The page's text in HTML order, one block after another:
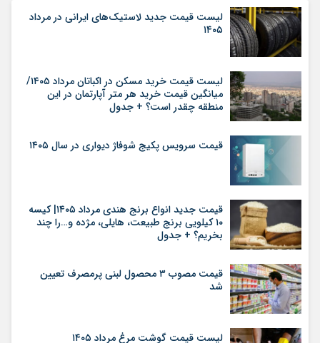
لیست قیمت جدید لاستیک‌های ایرانی در مرداد
۱۴۰۵
لیست قیمت خرید مسکن در اکباتان مرداد ۱۴۰۵/
میانگین قیمت خرید هر متر آپارتمان در این
منطقه چقدر است؟ + جدول
قیمت سرویس پکیج شوفاژ دیواری در سال ۱۴۰۵
قیمت جدید انواع برنج هندی مرداد ۱۴۰۵| کیسه
۱۰ کیلویی برنج طبیعت، هایلی، مژده و…را چند
بخریم؟ + جدول
قیمت مصوب ۳ محصول لبنی پرمصرف تعیین
شد
لیست قیمت گوشت مرغ مرداد ۱۴۰۵